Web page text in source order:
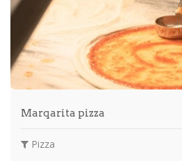
Marqarita pizza
Pizza